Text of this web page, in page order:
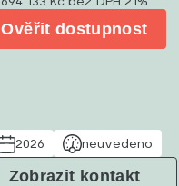
Ověřit dostupnost
2026 neuvedeno
Zobrazit kontakt